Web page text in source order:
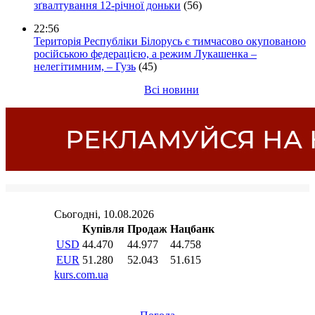
зґвалтування 12-річної доньки (56)
22:56
Територія Республіки Білорусь є тимчасово окупованою
російською федерацією, а режим Лукашенка –
нелегітимним, – Гузь (45)
Всі новини